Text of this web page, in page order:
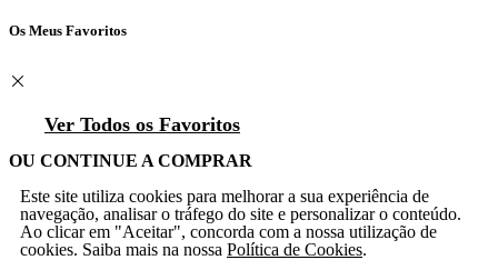
Os Meus Favoritos
Ver Todos os Favoritos
OU CONTINUE A COMPRAR
Este site utiliza cookies para melhorar a sua experiência de
navegação, analisar o tráfego do site e personalizar o conteúdo.
Ao clicar em "Aceitar", concorda com a nossa utilização de
cookies. Saiba mais na nossa Política de Cookies.